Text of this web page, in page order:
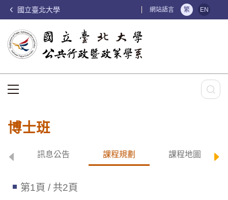
國立臺北大學 網站語言 繁 EN
博士班
訊息公告 課程規劃 課程地圖
第1頁 / 共2頁